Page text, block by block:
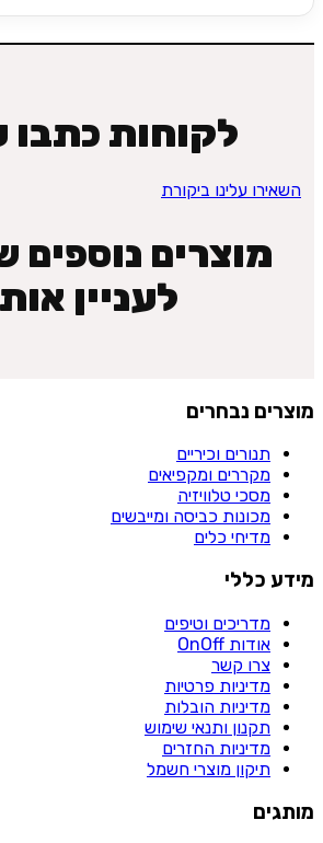
לקוחות כתבו
השאירו עלינו ביקורת
מוצרים נוספים
לעניין
מוצרים נבחרים
תנורים וכיריים
מקררים ומקפיאים
מסכי טלוויזיה
מכונות כביסה ומייבשים
מדיחי כלים
מידע כללי
מדריכים וטיפים
אודות OnOff
צרו קשר
מדיניות פרטיות
מדיניות הובלות
תקנון ותנאי שימוש
מדיניות החזרים
תיקון מוצרי חשמל
מותגים